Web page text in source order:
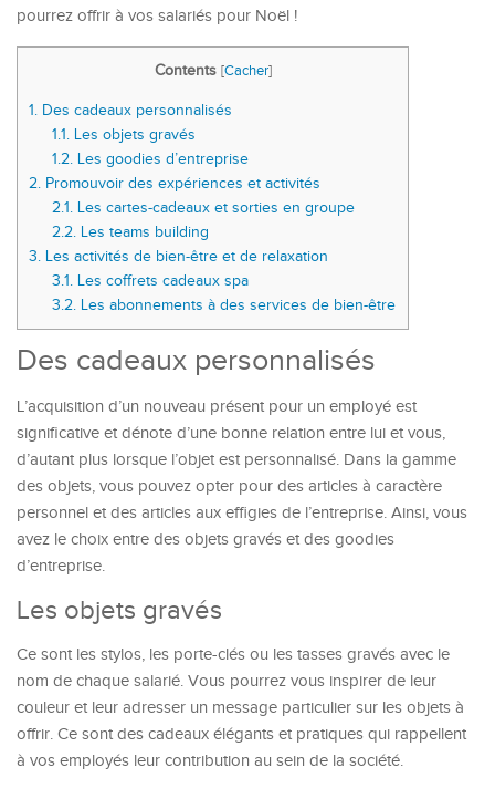
pourrez offrir à vos salariés pour Noël !
Contents [Cacher]
1. Des cadeaux personnalisés
1.1. Les objets gravés
1.2. Les goodies d’entreprise
2. Promouvoir des expériences et activités
2.1. Les cartes-cadeaux et sorties en groupe
2.2. Les teams building
3. Les activités de bien-être et de relaxation
3.1. Les coffrets cadeaux spa
3.2. Les abonnements à des services de bien-être
Des cadeaux personnalisés
L’acquisition d’un nouveau présent pour un employé est
significative et dénote d’une bonne relation entre lui et vous,
d’autant plus lorsque l’objet est personnalisé. Dans la gamme
des objets, vous pouvez opter pour des articles à caractère
personnel et des articles aux effigies de l’entreprise. Ainsi, vous
avez le choix entre des objets gravés et des goodies
d’entreprise.
Les objets gravés
Ce sont les stylos, les porte-clés ou les tasses gravés avec le
nom de chaque salarié. Vous pourrez vous inspirer de leur
couleur et leur adresser un message particulier sur les objets à
offrir. Ce sont des cadeaux élégants et pratiques qui rappellent
à vos employés leur contribution au sein de la société.